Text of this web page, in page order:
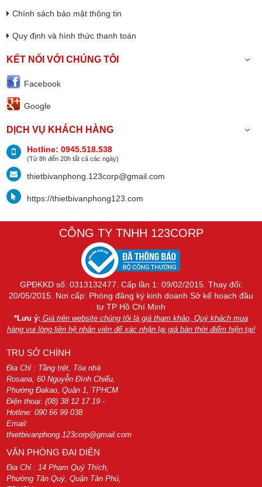
Chính sách bảo mật thông tin
Quy định và hình thức thanh toán
KẾT NỐI VỚI CHÚNG TÔI
Facebook
Google
DỊCH VỤ KHÁCH HÀNG
Hotline: 0945.518.538
(Từ 8h đến 20h tất cả các ngày)
thietbivanphong.123corp@gmail.com
https://thietbivanphong123.com
CÔNG TY TNHH 123CORP
GPĐKKD số: 0313132477. Cấp lần 1: 09/02/2015. Thay đổi:
20/05/2015. Nơi cấp: Phòng đăng ký kinh doanh Sở kế hoạch đầu
tư TP Hồ Chí Minh
*Lưu ý: Giá trên website chúng tôi là giá tham khảo, Quý khách mua
hàng vui lòng liên hệ nhân viên để xác nhận lại giá bán thời điểm hiện tại!
TRỤ SỞ CHÍNH
Địa Chỉ : Tầng trệt, Tòa nhà
Rosana, 60 Nguyễn Đình Chiểu,
Phường Đakao, Quận 1, TPHCM
Điện thoại: (08) 38 12 17 19 -
Hotline: 090 66 99 038
Email:
thietbivanphong.123corp@gmail.com
VĂN PHÒNG ĐẠI DIỆN
Địa Chỉ : 14 Phạm Quý Thích,
Phường Tân Quý, Quận Tân Phú,